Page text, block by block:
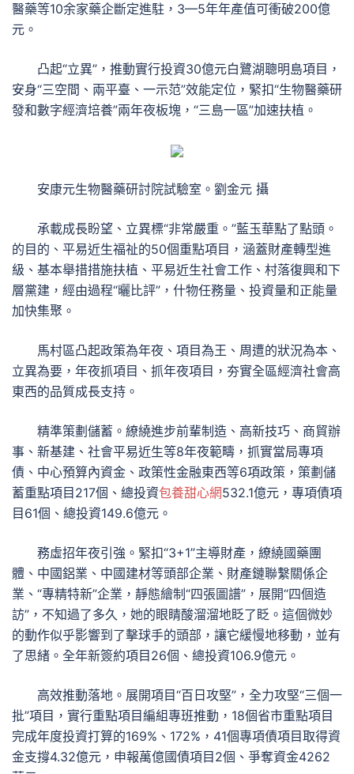
醫藥等10余家藥企斷定進駐，3—5年年產值可衝破200億
元。
凸起“立異”，推動實行投資30億元白鷺湖聰明島項目，
安身“三空間、兩平臺、一示范”效能定位，緊扣“生物醫藥研
發和數字經濟培養”兩年夜板塊，“三島一區”加速扶植。
安康元生物醫藥研討院試驗室。劉金元 攝
承載成長盼望、立異標“非常嚴重。”藍玉華點了點頭。
的目的、平易近生福祉的50個重點項目，涵蓋財產轉型進
級、基本舉措措施扶植、平易近生社會工作、村落復興和下
層黨建，經由過程“曬比評”，什物任務量、投資量和正能量
加快集聚。
馬村區凸起政策為年夜、項目為王、周遭的狀況為本、
立異為要，年夜抓項目、抓年夜項目，夯實全區經濟社會高
東西的品質成長支持。
精準策劃儲蓄。繚繞進步前輩制造、高新技巧、商貿辦
事、新基建、社會平易近生等8年夜範疇，抓實當局專項
債、中心預算內資金、政策性金融東西等6項政策，策劃儲
蓄重點項目217個、總投資包養甜心網532.1億元，專項債項
目61個、總投資149.6億元。
務虛招年夜引強。緊扣“3+1”主導財產，繚繞國藥團
體、中國鋁業、中國建材等頭部企業、財產鏈聯繫關係企
業、“專精特新”企業，靜態繪制“四張圖譜”，展開“四個造
訪”，不知過了多久，她的眼睛酸溜溜地眨了眨。這個微妙
的動作似乎影響到了擊球手的頭部，讓它緩慢地移動，並有
了思緒。全年新簽約項目26個、總投資106.9億元。
高效推動落地。展開項目“百日攻堅”，全力攻堅“三個一
批”項目，實行重點項目編組專班推動，18個省市重點項目
完成年度投資打算的169%、172%，41個專項債項目取得資
金支撐4.32億元，申報萬億國債項目2個、爭奪資金4262